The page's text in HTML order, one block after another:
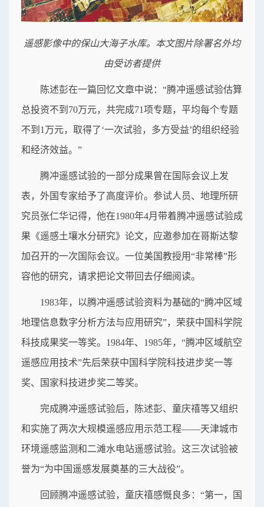
遥感影像中的保山大海子水库。本文图片除署名外均
由受访者提供
陈述彭在一篇回忆文章中说：“腾冲遥感试验估算
总投资不到70万元，共完成71项专题，平均每个专题
不到1万元，取得了‘一次试验，多方受益’的组织经验
和经济效益。”
腾冲遥感试验的一部分成果曾在国际会议上发
表，外国专家给予了高度评价。参试人员、地理所研
究员张仁华记得，他在1980年4月带着腾冲遥感试验成
果《遥感土壤水分研究》论文，应邀参加在哥斯达黎
加召开的一次国际会议。一位美国教授用“非常棒”形
容他的研究，请求把论文带回去仔细阅读。
1983年，以腾冲遥感试验资料为基础的“腾冲区域
地理信息数字分析方法与应用研究”，荣获中国科学院
科技成果奖一等奖。1984年、1985年，“腾冲区域航空
遥感应用技术”先后荣获中国科学院科技进步奖一等
奖、国家科技进步奖二等奖。
完成腾冲遥感试验后，陈述彭、童庆禧等又组织
和实施了两次大规模遥感应用示范工程——天津城市
环境遥感监测和二滩水电站遥感试验。这三次试验被
誉为“为中国遥感发展奠基的三大战役”。
回顾腾冲遥感试验，童庆禧感慨良多：“第一，国